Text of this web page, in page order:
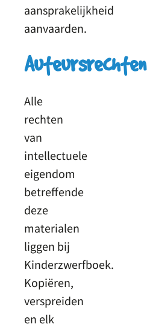
aansprakelijkheid
aanvaarden.
Auteursrechten
Alle
rechten
van
intellectuele
eigendom
betreffende
deze
materialen
liggen bij
Kinderzwerfboek.
Kopiëren,
verspreiden
en elk